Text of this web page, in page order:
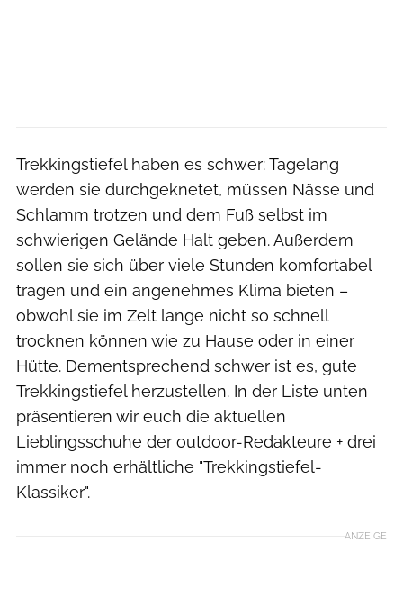
Trekkingstiefel haben es schwer: Tagelang
werden sie durchgeknetet, müssen Nässe und
Schlamm trotzen und dem Fuß selbst im
schwierigen Gelände Halt geben. Außerdem
sollen sie sich über viele Stunden komfortabel
tragen und ein angenehmes Klima bieten –
obwohl sie im Zelt lange nicht so schnell
trocknen können wie zu Hause oder in einer
Hütte. Dementsprechend schwer ist es, gute
Trekkingstiefel herzustellen. In der Liste unten
präsentieren wir euch die aktuellen
Lieblingsschuhe der outdoor-Redakteure + drei
immer noch erhältliche "Trekkingstiefel-
Klassiker".
ANZEIGE